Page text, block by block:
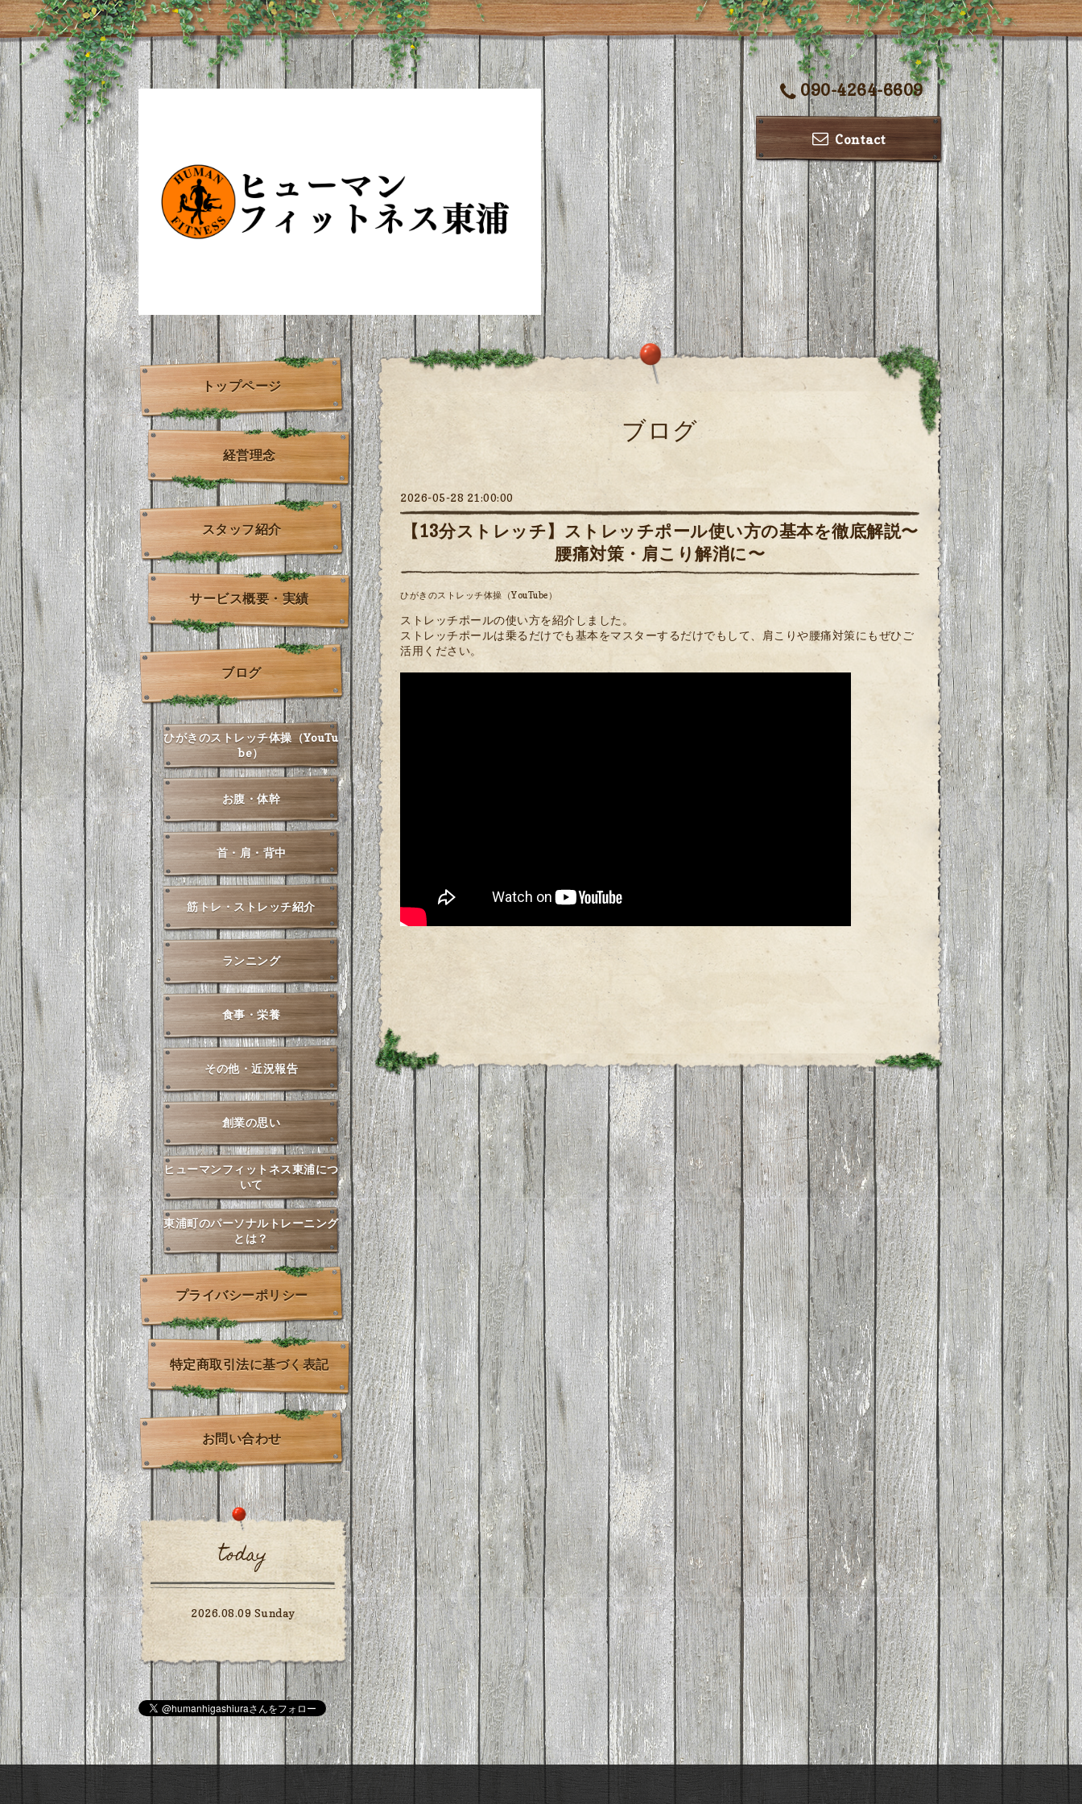
090-4264-6609
Contact
ブログ
2026-05-28 21:00:00
【13分ストレッチ】ストレッチポール使い方の基本を徹底解説〜
腰痛対策・肩こり解消に〜
ひがきのストレッチ体操（YouTube）
ストレッチポールの使い方を紹介しました。
ストレッチポールは乗るだけでも基本をマスターするだけでもして、肩こりや腰痛対策にもぜひご
活用ください。
トップページ
経営理念
スタッフ紹介
サービス概要・実績
ブログ
ひがきのストレッチ体操（YouTu
be）
お腹・体幹
首・肩・背中
筋トレ・ストレッチ紹介
ランニング
食事・栄養
その他・近況報告
創業の思い
ヒューマンフィットネス東浦につ
いて
東浦町のパーソナルトレーニング
とは？
プライバシーポリシー
特定商取引法に基づく表記
お問い合わせ
today
2026.08.09 Sunday